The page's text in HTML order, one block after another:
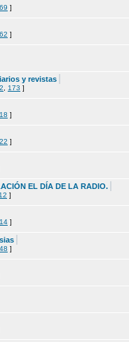
69 ]
62 ]
y revistas
173 ]
18 ]
22 ]
EL DÍA DE LA RADIO.
12 ]
14 ]
48 ]